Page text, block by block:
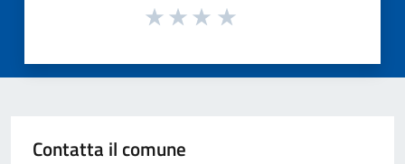
Contatta il comune